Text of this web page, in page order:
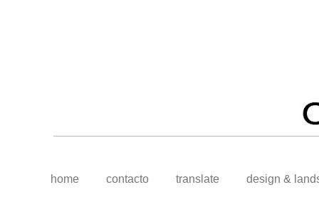
home contacto translate design &